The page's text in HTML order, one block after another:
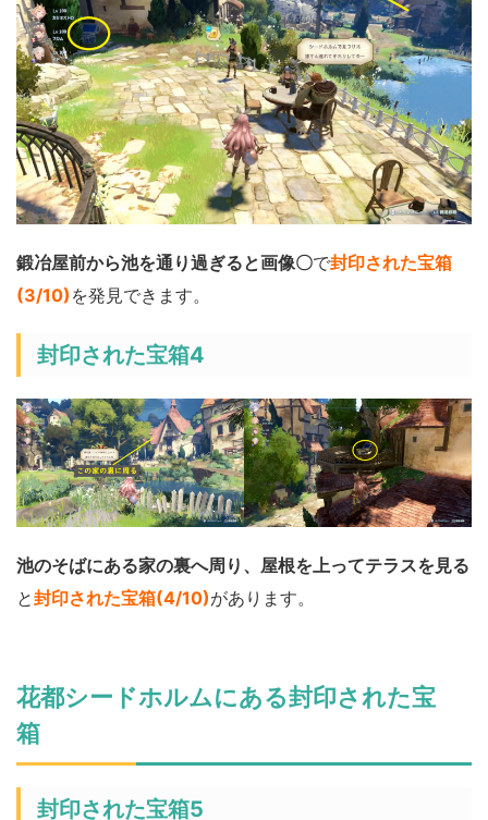
鍛冶屋前から池を通り過ぎると画像〇で封印された宝箱
(3/10) を発見できます。
封印された宝箱4
池のそばにある家の裏へ周り、屋根を上ってテラスを見る
と封印された宝箱(4/10)があります。
花都シードホルムにある封印された宝
箱
封印された宝箱5